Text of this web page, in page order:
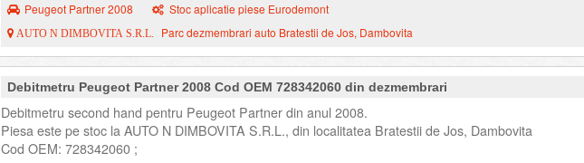
Peugeot Partner 2008 Stoc aplicatie piese Eurodemont
AUTO N DIMBOVITA S.R.L. Parc dezmembrari auto Bratestii de Jos, Dambovita
Debitmetru Peugeot Partner 2008 Cod OEM 728342060 din dezmembrari
Debitmetru second hand pentru Peugeot Partner din anul 2008.
Piesa este pe stoc la AUTO N DIMBOVITA S.R.L., din localitatea Bratestii de Jos, Dambovita
Cod OEM: 728342060 ;